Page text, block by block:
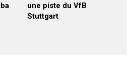
une piste du VfB
Stuttgart